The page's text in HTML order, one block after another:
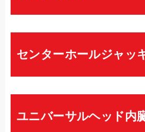
センターホールジャッ
ユニバーサルヘッド内